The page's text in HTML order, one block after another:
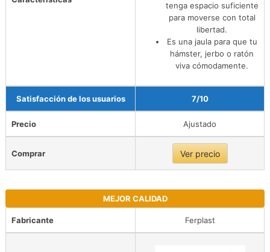
tenga espacio suficiente
para moverse con total
libertad.
Es una jaula para que tu
hámster, jerbo o ratón
viva cómodamente.
Satisfacción de los usuarios 7/10
Precio Ajustado
Comprar Ver precio
MEJOR CALIDAD
Fabricante Ferplast